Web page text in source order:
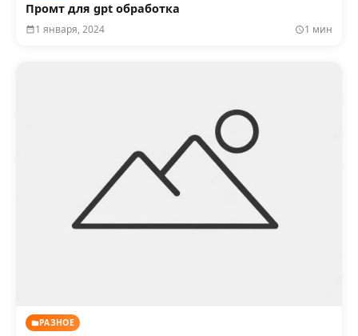
Промт для gpt обработка
1 января, 2024 1 мин
РАЗНОЕ